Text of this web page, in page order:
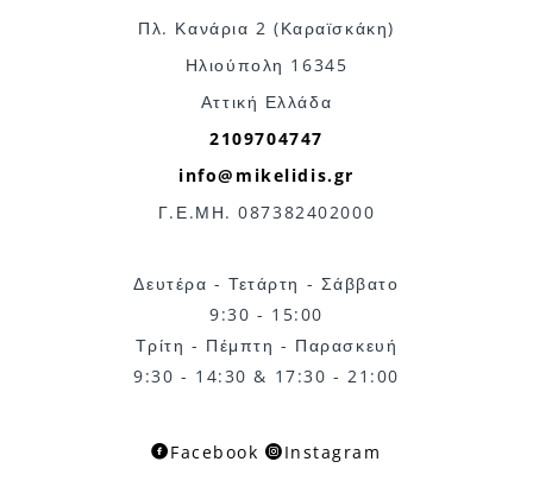
Πλ. Κανάρια 2 (Καραϊσκάκη)
Ηλιούπολη 16345
Αττική Ελλάδα
2109704747
info@mikelidis.gr
Γ.Ε.ΜΗ. 087382402000
Δευτέρα - Τετάρτη - Σάββατο
9:30 - 15:00
Τρίτη - Πέμπτη - Παρασκευή
9:30 - 14:30 & 17:30 - 21:00
Facebook Instagram